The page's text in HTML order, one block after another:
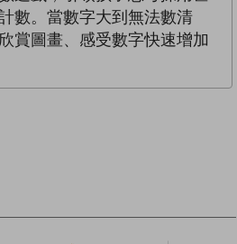
數。當數字大到無法數清
賞圖畫、感受數字快速增加